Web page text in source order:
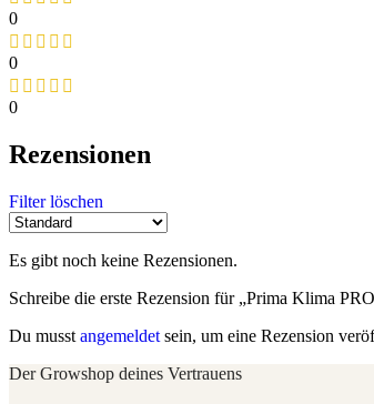
0
0
0
Rezensionen
Filter löschen
Es gibt noch keine Rezensionen.
Schreibe die erste Rezension für „Prima Klima
Du musst angemeldet sein, um eine Rezension
Der Growshop deines Vertrauens